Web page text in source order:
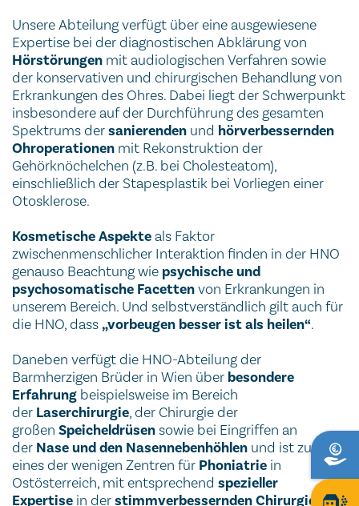
Unsere Abteilung verfügt über eine ausgewiesene
Expertise bei der diagnostischen Abklärung von
Hörstörungen mit audiologischen Verfahren sowie
der konservativen und chirurgischen Behandlung von
Erkrankungen des Ohres. Dabei liegt der Schwerpunkt
insbesondere auf der Durchführung des gesamten
Spektrums dersanierenden und hörverbessernden
Ohroperationen mit Rekonstruktion der
Gehörknöchelchen (z.B. bei Cholesteatom),
einschließlich der Stapesplastik bei Vorliegen einer
Otosklerose.
Kosmetische Aspekte als Faktor
zwischenmenschlicher Interaktion finden in der HNO
genauso Beachtung wie psychische und
psychosomatische Facettenvon Erkrankungen in
unserem Bereich. Und selbstverständlich gilt auch für
die HNO, dass„vorbeugen besser ist als heilen“.
Daneben verfügt die HNO-Abteilung der
Barmherzigen Brüder in Wien über besondere
Erfahrung beispielsweise im Bereich
der Laserchirurgie, der Chirurgie der
großen Speicheldrüsensowie bei Eingriffen an
der Nase und den Nasennebenhöhlen und ist zudem
eines der wenigen Zentren für Phoniatrie in
Ostösterreich, mit entsprechend spezieller
Expertise in derstimmverbessernden Chirurgie